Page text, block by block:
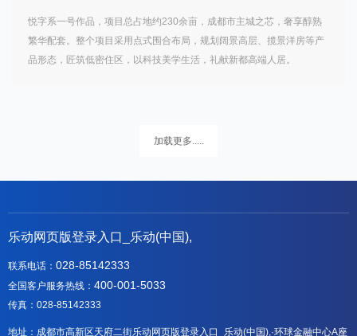
悦字系一号作品，项目总占地约230余亩，成都市主城之芯，奢享醇熟
繁华配套。整个项目采用点式围合布局，规划阔景高层、揽景洋房等产
品形态，匠筑低密住区，以科技美学生活，礼献新都高端人居。
加载更多.....
乐动网页版登录入口_乐动(中国),
联系电话： 028-85142333
全国客户服务热线： 400-001-5033
传真：028-85142333
地址：成都市高新区天府二街乐动网页版登录入口_乐动(中国),·环球金融中心A座